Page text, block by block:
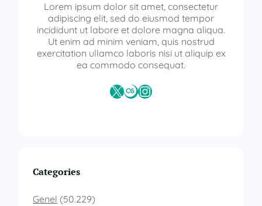
Lorem ipsum dolor sit amet, consectetur
adipiscing elit, sed do eiusmod tempor
incididunt ut labore et dolore magna aliqua.
Ut enim ad minim veniam, quis nostrud
exercitation ullamco laboris nisi ut aliquip ex
ea commodo consequat.
X Last.fmInstagram
Categories
Genel (50.229)